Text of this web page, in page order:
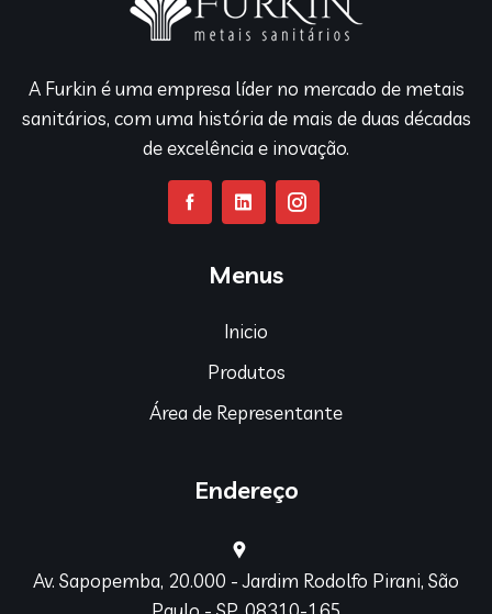
A Furkin é uma empresa líder no mercado de metais
sanitários, com uma história de mais de duas décadas
de excelência e inovação.
Menus
Inicio
Produtos
Área de Representante
Endereço
Av. Sapopemba, 20.000 - Jardim Rodolfo Pirani, São